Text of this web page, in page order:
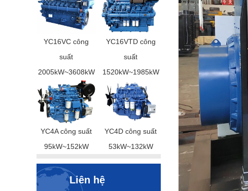
YC16VC công
suất
2005kW~3608kW
YC16VTD công
suất
1520kW~1985kW
YC4A công suất
95kW~152kW
YC4D công suất
53kW~132kW
Liên hệ